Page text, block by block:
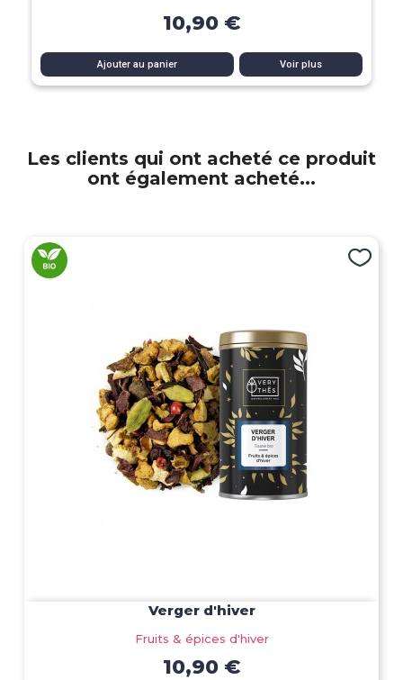
10,90 €
Ajouter au panier Voir plus
Les clients qui ont acheté ce produit
ont également acheté...
Verger d'hiver
Fruits & épices d'hiver
10,90 €